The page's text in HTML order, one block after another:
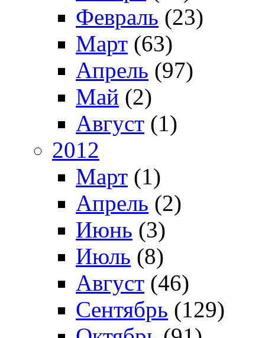
Февраль (23)
Март (63)
Апрель (97)
Май (2)
Август (1)
2012
Март (1)
Апрель (2)
Июнь (3)
Июль (8)
Август (46)
Сентябрь (129)